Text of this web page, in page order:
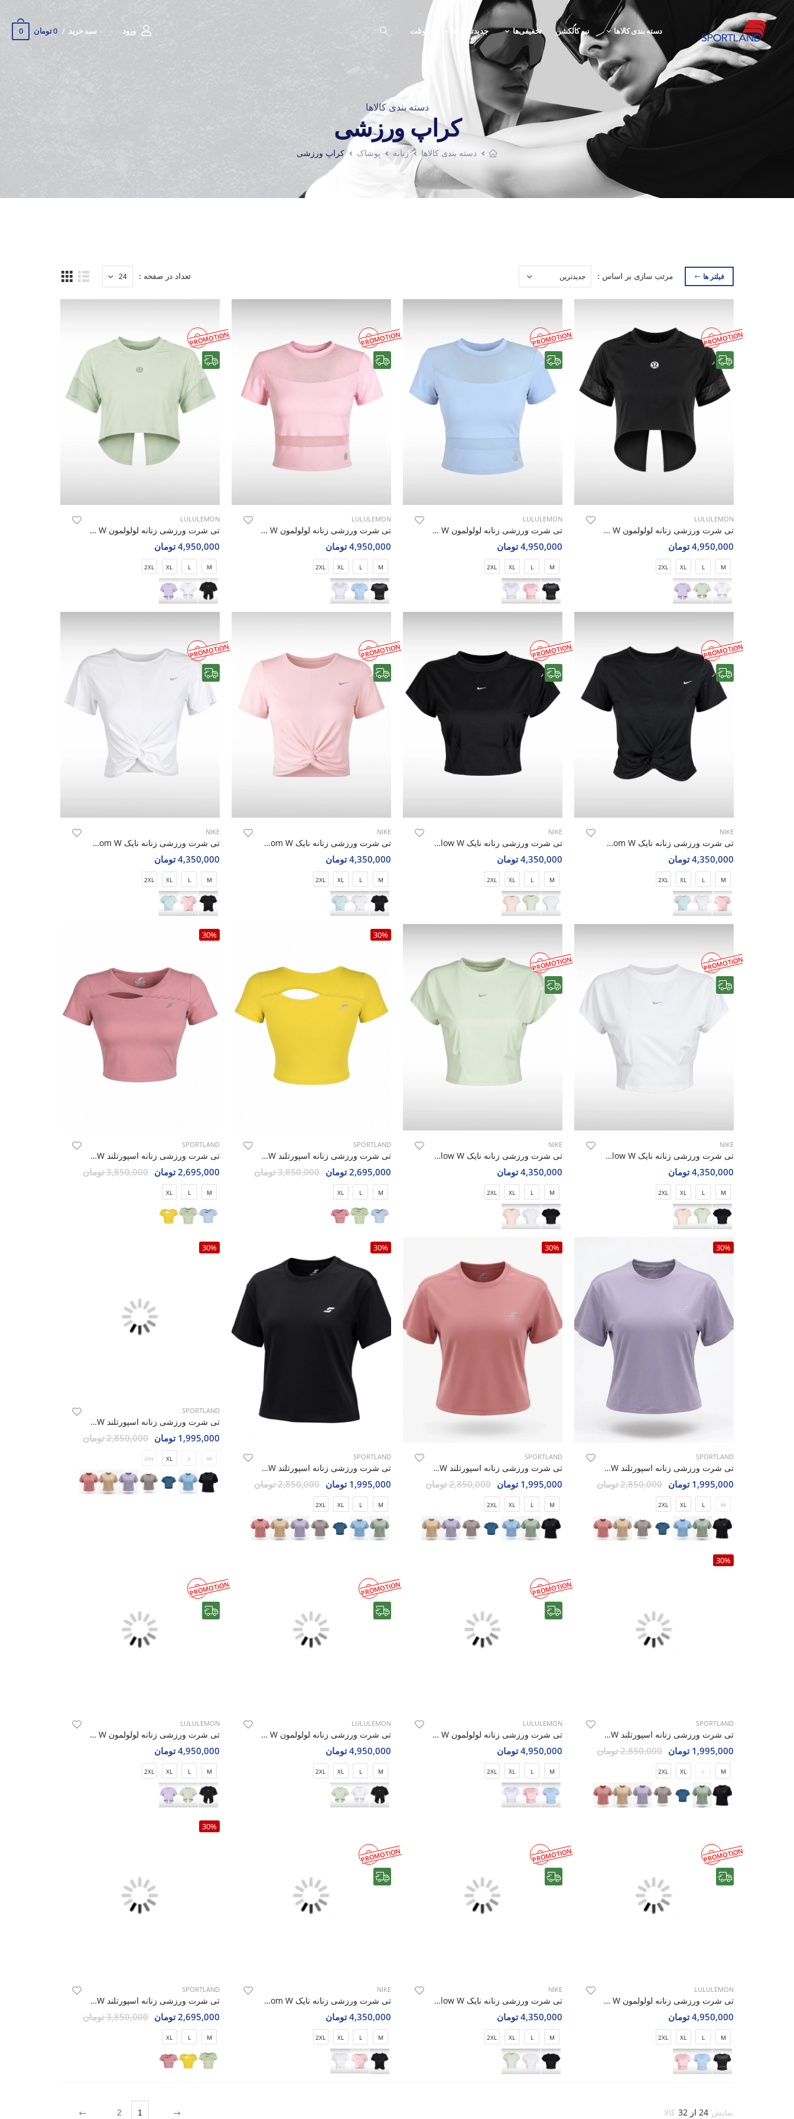
دسته بندی کالاها نیو کالکشن تخفیفی‌ها جدیدترین ها اوتلت ورود سبد خرید 0 تومان 0
دسته بندی کالاها
کراپ ورزشی
دسته بندی کالاها زنانه پوشاک کراپ ورزشی
فیلتر ها مرتب سازی بر اساس : تعداد در صفحه :
PROMOTION
رایگان
LULULEMON
تی شرت ورزشی زنانه لولولمون Nova Wear W
4,950,000 تومان
M
L
XL
2XL
PROMOTION
رایگان
LULULEMON
تی شرت ورزشی زنانه لولولمون Soft Nova W
4,950,000 تومان
M
L
XL
2XL
PROMOTION
رایگان
LULULEMON
تی شرت ورزشی زنانه لولولمون Soft Nova W
4,950,000 تومان
M
L
XL
2XL
PROMOTION
رایگان
LULULEMON
تی شرت ورزشی زنانه لولولمون Nova Wear W
4,950,000 تومان
M
L
XL
2XL
PROMOTION
رایگان
NIKE
تی شرت ورزشی زنانه نایک Nike Luna Bloom W
4,350,000 تومان
M
L
XL
2XL
PROMOTION
رایگان
NIKE
تی شرت ورزشی زنانه نایک Nike Motion Glow W
4,350,000 تومان
M
L
XL
2XL
PROMOTION
رایگان
NIKE
تی شرت ورزشی زنانه نایک Nike Luna Bloom W
4,350,000 تومان
M
L
XL
2XL
PROMOTION
NIKE
تی شرت ورزشی زنانه نایک Nike Luna Bloom W
4,350,000 تومان
M
L
XL
2XL
PROMOTION
NIKE
تی شرت ورزشی زنانه نایک Nike Motion Glow W
4,350,000 تومان
M
L
XL
2XL
PROMOTION
رایگان
NIKE
تی شرت ورزشی زنانه نایک Nike Motion Glow W
4,350,000 تومان
M
L
XL
2XL
30%
SPORTLAND
تی شرت ورزشی زنانه اسپورتلند SHIFT Max W
2,695,000 تومان 3,850,000 تومان
M
L
XL
30%
SPORTLAND
تی شرت ورزشی زنانه اسپورتلند SHIFT Max W
2,695,000 تومان 3,850,000 تومان
M
L
XL
30%
SPORTLAND
تی شرت ورزشی زنانه اسپورتلند SHIFT Move W
1,995,000 تومان 2,850,000 تومان
M
L
XL
2XL
30%
SPORTLAND
تی شرت ورزشی زنانه اسپورتلند SHIFT Move W
1,995,000 تومان 2,850,000 تومان
M
L
XL
2XL
30%
SPORTLAND
تی شرت ورزشی زنانه اسپورتلند SHIFT Move W
1,995,000 تومان 2,850,000 تومان
M
L
XL
2XL
30%
SPORTLAND
تی شرت ورزشی زنانه اسپورتلند SHIFT Move W
1,995,000 تومان 2,850,000 تومان
M
L
XL
2XL
30%
SPORTLAND
تی شرت ورزشی زنانه اسپورتلند SHIFT Move W
1,995,000 تومان 2,850,000 تومان
M
L
XL
2XL
PROMOTION
LULULEMON
تی شرت ورزشی زنانه لولولمون Soft Nova W
4,950,000 تومان
M
L
XL
2XL
PROMOTION
LULULEMON
تی شرت ورزشی زنانه لولولمون Nova Wear W
4,950,000 تومان
M
L
XL
2XL
PROMOTION
LULULEMON
تی شرت ورزشی زنانه لولولمون Nova Wear W
4,950,000 تومان
M
L
XL
2XL
PROMOTION
LULULEMON
تی شرت ورزشی زنانه لولولمون Soft Nova W
4,950,000 تومان
M
L
XL
2XL
PROMOTION
NIKE
تی شرت ورزشی زنانه نایک Nike Motion Glow W
4,350,000 تومان
M
L
XL
2XL
PROMOTION
NIKE
تی شرت ورزشی زنانه نایک Nike Luna Bloom W
4,350,000 تومان
M
L
XL
2XL
30%
SPORTLAND
تی شرت ورزشی زنانه اسپورتلند SHIFT Max W
2,695,000 تومان 3,850,000 تومان
M
L
XL
نمایش 24 از 32 کالا 1
2